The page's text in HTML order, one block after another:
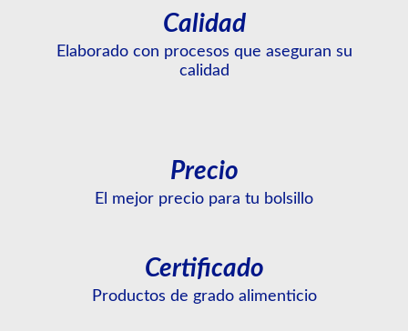
Calidad
Elaborado con procesos que aseguran su
calidad
Precio
El mejor precio para tu bolsillo
Certificado
Productos de grado alimenticio